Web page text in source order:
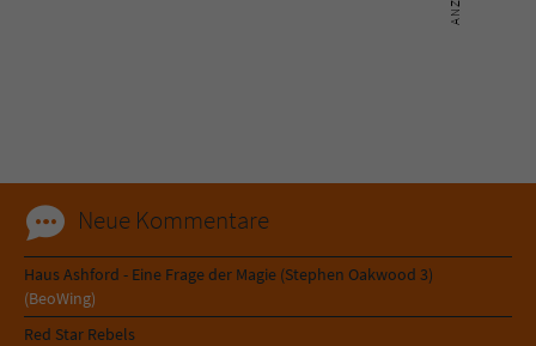
Neue Kommentare
Haus Ashford - Eine Frage der Magie (Stephen Oakwood 3)
(BeoWing)
Red Star Rebels